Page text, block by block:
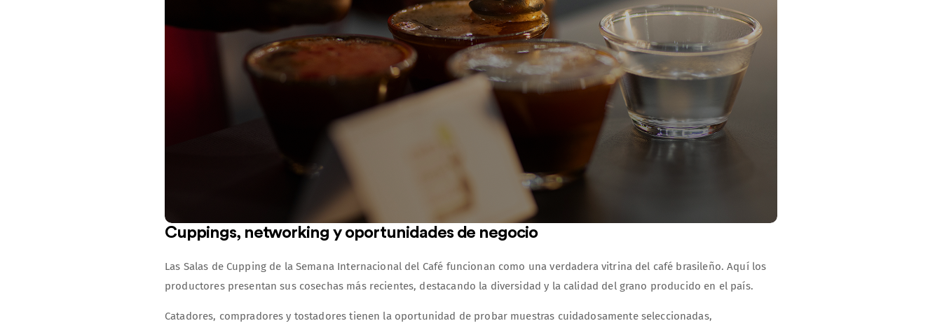
Cuppings, networking y oportunidades de negocio
Las Salas de Cupping de la Semana Internacional del Café funcionan como una verdadera vitrina del café brasileño. Aquí los
productores presentan sus cosechas más recientes, destacando la diversidad y la calidad del grano producido en el país.
Catadores, compradores y tostadores tienen la oportunidad de probar muestras cuidadosamente seleccionadas,